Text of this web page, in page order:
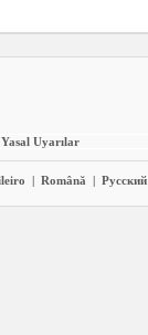
Yasal Uyarılar
| Română | Pyccĸий